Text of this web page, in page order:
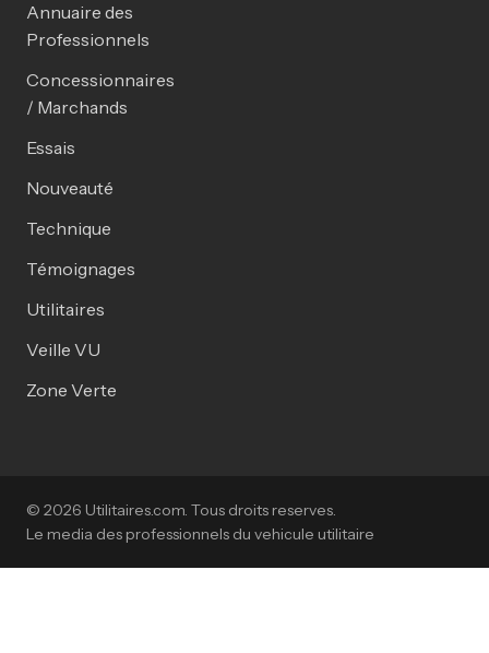
Annuaire des
Professionnels
Concessionnaires
/ Marchands
Essais
Nouveauté
Technique
Témoignages
Utilitaires
Veille VU
Zone Verte
© 2026 Utilitaires.com. Tous droits reserves.
Le media des professionnels du vehicule utilitaire